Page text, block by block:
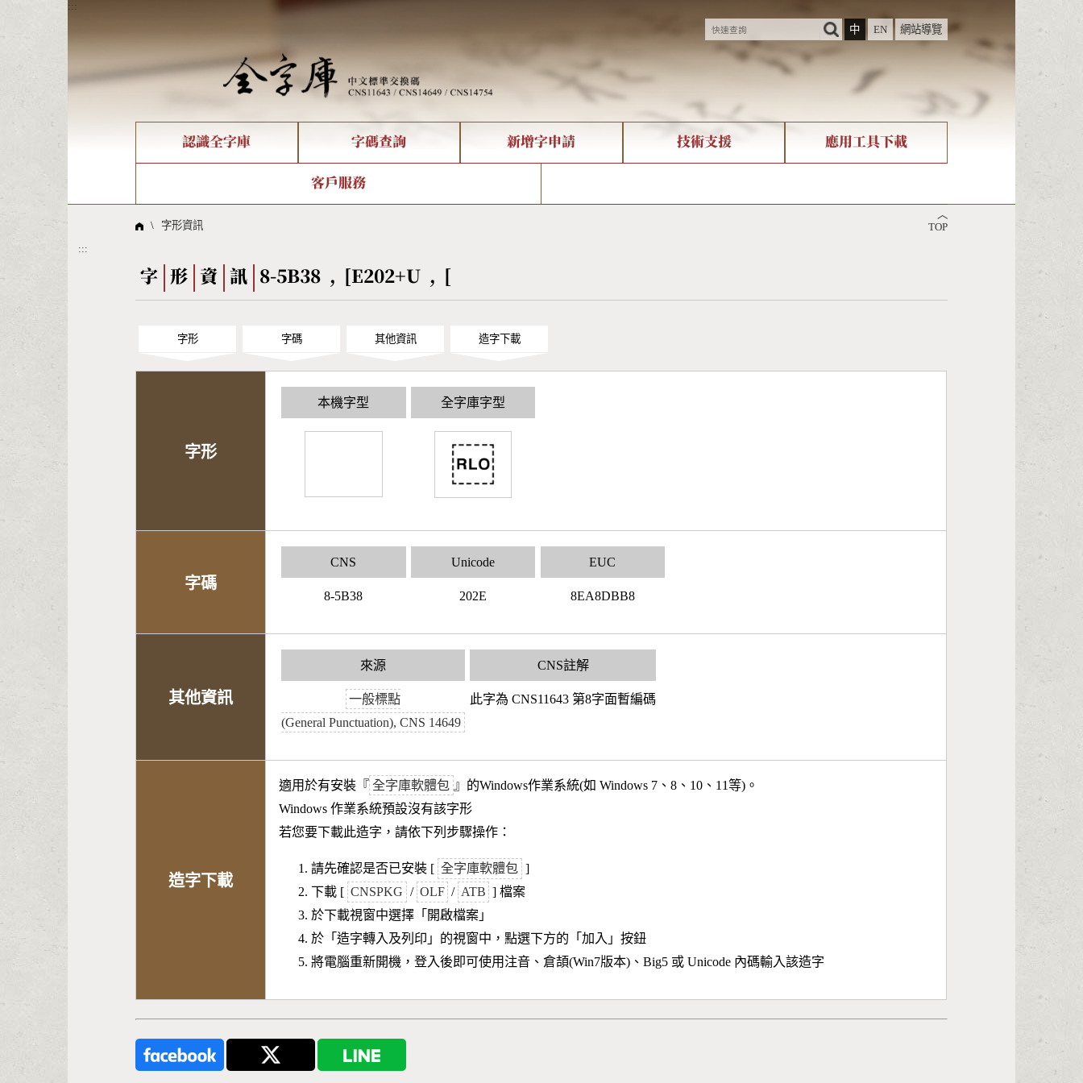
:::
中
EN 網站導覽
認識全字庫
全字庫現況
線上教學
字碼查詢
部件查詢
倉頡查詢
Big5查詢 拼音查詢
新增字申請 技術支援
造字解決方案
應用工具下載
字形下載
客戶服務
問題集
︿
TOP
\ 字形資訊
:::
字 形 資 訊 8-5B38 , [‮] , U+202E
字形 字碼 其他資訊 造字下載
字形
本機字型 全字庫字型
字碼
CNS
8-5B38
Unicode
202E
EUC
8EA8DBB8
其他資訊
來源
一般標點
(General Punctuation), CNS 14649
CNS註解
此字為 CNS11643 第8字面暫編碼
造字下載
適用於有安裝『 全字庫軟體包 』的Windows作業系統(如 Windows 7、8、10、11等)。
Windows 作業系統預設沒有該字形
若您要下載此造字，請依下列步驟操作：
請先確認是否已安裝 [ 全字庫軟體包 ]
下載 [ CNSPKG / OLF / ATB ] 檔案
於下載視窗中選擇「開啟檔案」
於「造字轉入及列印」的視窗中，點選下方的「加入」按鈕
將電腦重新開機，登入後即可使用注音、倉頡(Win7版本)、Big5 或 Unicode 內碼輸入該造字